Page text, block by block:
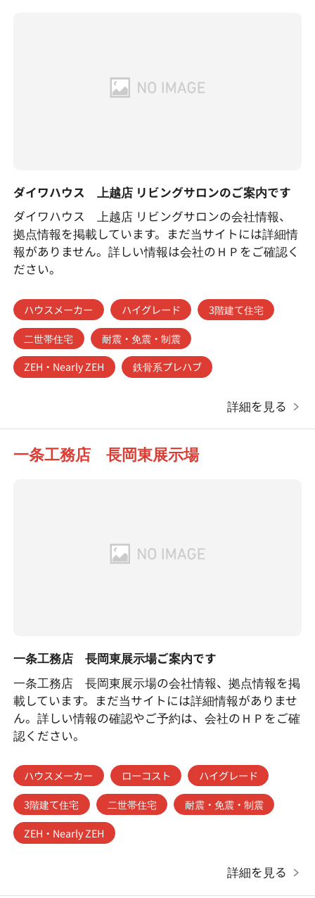
ダイワハウス 上越店 リビングサロンのご案内です
ダイワハウス 上越店 リビングサロンの会社情報、
拠点情報を掲載しています。まだ当サイトには詳細情
報がありません。詳しい情報は会社のＨＰをご確認く
ださい。
ハウスメーカー ハイグレード
3階建て住宅
二世帯住宅
耐震・免震・制震
ZEH・Nearly ZEH
鉄骨系プレハブ
詳細を見る
一条工務店 長岡東展示場
一条工務店 長岡東展示場ご案内です
一条工務店 長岡東展示場の会社情報、拠点情報を掲
載しています。まだ当サイトには詳細情報がありませ
ん。詳しい情報の確認やご予約は、会社のＨＰをご確
認ください。
ハウスメーカー ローコスト
ハイグレード
3階建て住宅
二世帯住宅
耐震・免震・制震
ZEH・Nearly ZEH
詳細を見る